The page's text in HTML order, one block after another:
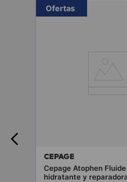
Ofertas
CEPAGE
Cepage Atophen
hidratante y